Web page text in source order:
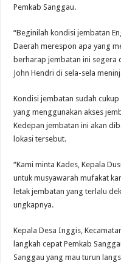
Pemkab Sanggau.
“Beginilah kondisi jembatan
Daerah merespon apa yang
berharap jembatan ini segera
John Hendri di sela-sela
Kondisi jembatan sudah
yang menggunakan akses
Kedepan jembatan ini akan
lokasi tersebut.
“Kami minta Kades, Kepala
untuk musyawarah mufakat
letak jembatan yang terlalu
ungkapnya.
Kepala Desa Inggis,
langkah cepat Pemkab
Sanggau yang mau turun